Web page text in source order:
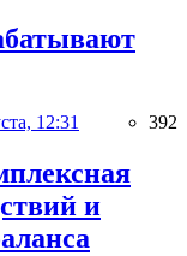
12:31 392
и